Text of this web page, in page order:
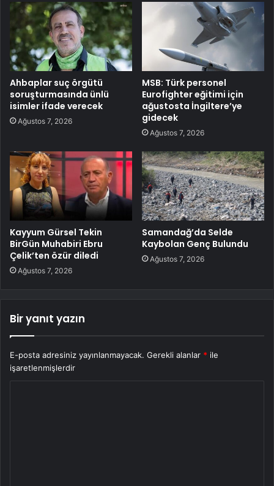
Ahbaplar suç örgütü
soruşturmasında ünlü
isimler ifade verecek
Ağustos 7, 2026
MSB: Türk personel
Eurofighter eğitimi için
ağustosta İngiltere’ye
gidecek
Ağustos 7, 2026
Kayyum Gürsel Tekin
BirGün Muhabiri Ebru
Çelik’ten özür diledi
Ağustos 7, 2026
Samandağ’da Selde
Kaybolan Genç Bulundu
Ağustos 7, 2026
Bir yanıt yazın
E-posta adresiniz yayınlanmayacak. Gerekli alanlar * ile
işaretlenmişlerdir